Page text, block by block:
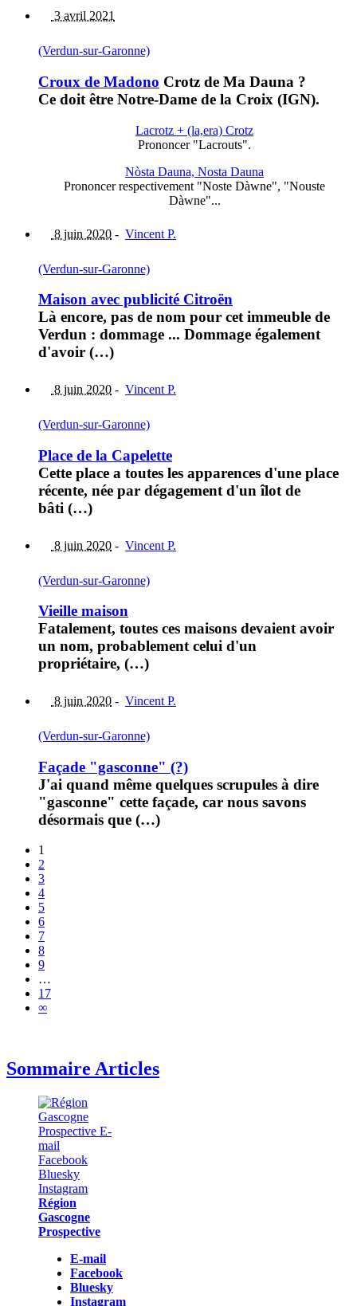
3 avril 2021
(Verdun-sur-Garonne)
Croux de Madono Crotz de Ma Dauna ?
Ce doit être Notre-Dame de la Croix (IGN).
Lacrotz + (la,era) Crotz
Prononcer "Lacrouts".
Nòsta Dauna, Nosta Dauna
Prononcer respectivement "Noste Dàwne", "Nouste
Dàwne"...
8 juin 2020 - Vincent P.
(Verdun-sur-Garonne)
Maison avec publicité Citroën
Là encore, pas de nom pour cet immeuble de
Verdun : dommage ... Dommage également
d'avoir (…)
8 juin 2020 - Vincent P.
(Verdun-sur-Garonne)
Place de la Capelette
Cette place a toutes les apparences d'une place
récente, née par dégagement d'un îlot de
bâti (…)
8 juin 2020 - Vincent P.
(Verdun-sur-Garonne)
Vieille maison
Fatalement, toutes ces maisons devaient avoir
un nom, probablement celui d'un
propriétaire, (…)
8 juin 2020 - Vincent P.
(Verdun-sur-Garonne)
Façade "gasconne" (?)
J'ai quand même quelques scrupules à dire
"gasconne" cette façade, car nous savons
désormais que (…)
1
2
3
4
5
6
7
8
9
…
17
∞
Sommaire Articles
Région
Gascogne
Prospective
E-mail
Facebook
Bluesky
Instagram